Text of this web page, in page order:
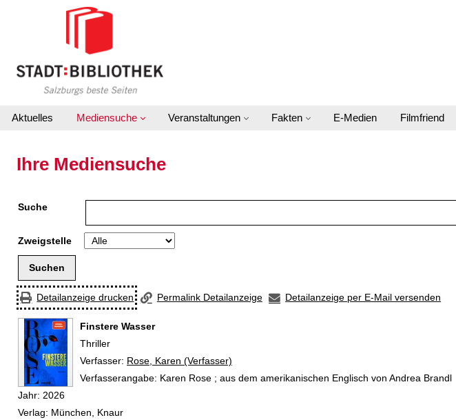
Zur Detailanzeige springen
Aktuelles Mediensuche Veranstaltungen Fakten E-Medien Filmfriend
Ihre Mediensuche
Suche
Zweigstelle
Detailanzeige drucken Permalink Detailanzeige Detailanzeige per E-Mail versenden
Finstere Wasser
Thriller
Verfasser: Suche nach diesem Verfasser
Rose, Karen (Verfasser)
Verfasserangabe: Karen Rose ; aus dem amerikanischen Englisch von Andrea Brandl
Jahr: 2026
Verlag: München, Knaur